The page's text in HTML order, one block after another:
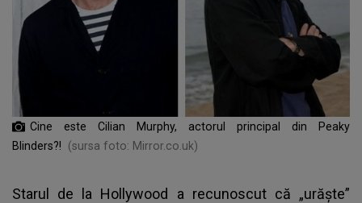
Cine este Cilian Murphy, actorul principal din Peaky
Blinders?!
(sursa foto: Mirror.co.uk)
Starul de la Hollywood a recunoscut că „urăște”